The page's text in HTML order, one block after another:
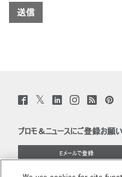
Facebook
(opens
Twitter
(opens
LinkedIn
(opens
Instagram
(opensBlog
window)
プロモ＆ニュースにご登録お願
Eメールで登録